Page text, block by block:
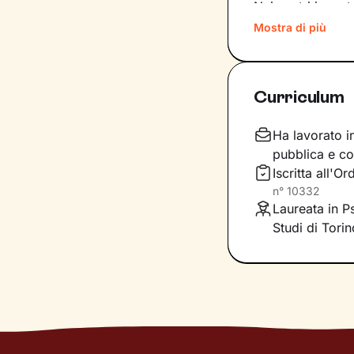
Nei nostri
condividere ciò
risorse interne
Lavoreremo
livello di
Mostra di più
Curriculum
Ha lavorato
pubblica e
Iscritta
n° 10332
Laureata in
Studi di